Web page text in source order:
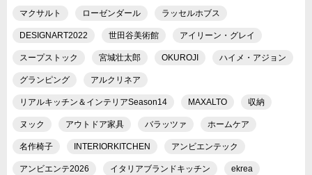
マクサルト ローゼンダール ラッセルホブス
DESIGNART2022 世田谷美術館 アイリーン・グレイ
スープストック 宮城壮太郎 OKUROJI ハイメ・アジョン
グランピング アルクリネア
リアルキッチン＆インテリアSeason14 MAXALTO 収納
ヌック アウトドア家具 バラッツァ ホームケア
名作椅子 INTERIORKITCHEN アンビエンテック
アンビエンテ2026 イタリアブランドキッチン ekrea